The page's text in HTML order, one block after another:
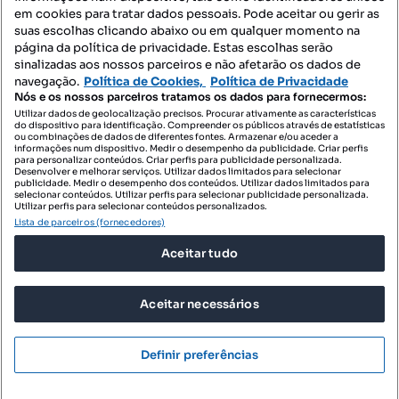
Mapa do Site
Contacte-nos
SIGA-NOS:
DESCARREGAR NA:
© 2026 Imovirtual.com, OLX Portugal, S.A.
TERMOS DE UTILIZAÇÃO
POLÍTICA DE PRIVACIDADE
CONFIGURAÇÕES DE PRIVACIDADE
em cookies para tratar dados pessoais. Pode aceitar ou gerir as
suas escolhas clicando abaixo ou em qualquer momento na
página da política de privacidade. Estas escolhas serão
sinalizadas aos nossos parceiros e não afetarão os dados de
navegação. Política de Cookies, Política de Privacidade
Nós e os nossos parceiros tratamos os dados para fornecermos:
Utilizar dados de geolocalização precisos. Procurar ativamente as características
do dispositivo para identificação. Compreender os públicos através de estatísticas
ou combinações de dados de diferentes fontes. Armazenar e/ou aceder a
informações num dispositivo. Medir o desempenho da publicidade. Criar perfis
para personalizar conteúdos. Criar perfis para publicidade personalizada.
Desenvolver e melhorar serviços. Utilizar dados limitados para selecionar
publicidade. Medir o desempenho dos conteúdos. Utilizar dados limitados para
selecionar conteúdos. Utilizar perfis para selecionar publicidade personalizada.
Utilizar perfis para selecionar conteúdos personalizados.
Lista de parceiros (fornecedores)
Aceitar tudo
Aceitar necessários
Definir preferências